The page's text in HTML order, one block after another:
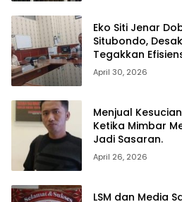
Eko Siti Jenar
Situbondo,
Tegakkan
April 30, 2026
Menjual
Ketika Mimbar
Jadi Sasaran.
April 26, 2026
LSM dan Media